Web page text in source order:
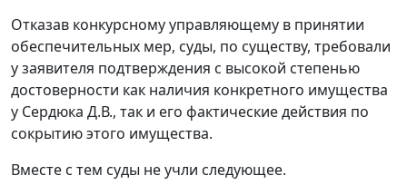
Отказав конкурсному управляющему в принятии
обеспечительных мер, суды, по существу, требовали
у заявителя подтверждения с высокой степенью
достоверности как наличия конкретного имущества
у Сердюка Д.В., так и его фактические действия по
сокрытию этого имущества.
Вместе с тем суды не учли следующее.